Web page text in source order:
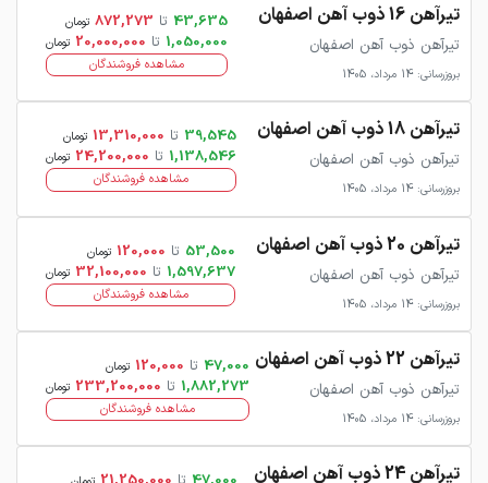
تیرآهن 16 ذوب آهن اصفهان
تیرآهن ذوب آهن اصفهان
بروزرسانی: 14 مرداد، 1405
43,635 تا 872,273 تومان
1,050,000 تا 20,000,000 تومان
مشاهده فروشندگان
تیرآهن 18 ذوب آهن اصفهان
تیرآهن ذوب آهن اصفهان
بروزرسانی: 14 مرداد، 1405
39,545 تا 13,310,000 تومان
1,138,546 تا 24,200,000 تومان
مشاهده فروشندگان
تیرآهن 20 ذوب آهن اصفهان
تیرآهن ذوب آهن اصفهان
بروزرسانی: 14 مرداد، 1405
53,500 تا 120,000 تومان
1,597,637 تا 32,100,000 تومان
مشاهده فروشندگان
تیرآهن 22 ذوب آهن اصفهان
تیرآهن ذوب آهن اصفهان
بروزرسانی: 14 مرداد، 1405
47,000 تا 120,000 تومان
1,882,273 تا 233,200,000 تومان
مشاهده فروشندگان
تیرآهن 24 ذوب آهن اصفهان